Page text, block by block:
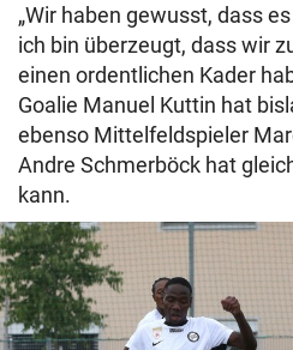
„Wir haben gewusst, dass
ich bin überzeugt, dass wir
einen ordentlichen Kader
Goalie Manuel Kuttin hat
ebenso Mittelfeldspieler
Andre Schmerböck hat
kann.